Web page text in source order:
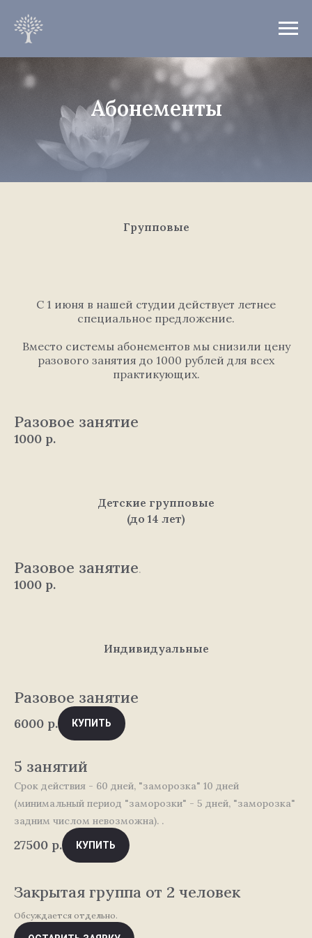
Абонементы
Групповые
C 1 июня в нашей студии действует летнее
специальное предложение.
Вместо системы абонементов мы снизили цену
разового занятия до 1000 рублей для всех
практикующих.
Разовое занятие
1000 р.
Детские групповые
(до 14 лет)
Разовое занятие.
1000 р.
Индивидуальные
Разовое занятие
6000 р. КУПИТЬ
5 занятий
Срок действия - 60 дней, "заморозка" 10 дней
(минимальный период "заморозки" - 5 дней, "заморозка"
задним числом невозможна). .
27500 р. КУПИТЬ
Закрытая группа от 2 человек
Обсуждается отдельно.